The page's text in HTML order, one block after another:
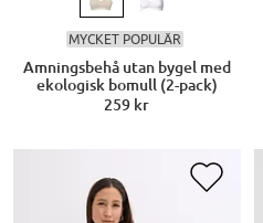
MYCKET POPULÄR
Amningsbehå utan bygel med
ekologisk bomull (2-pack)
259 kr